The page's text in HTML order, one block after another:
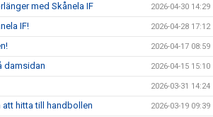
med Skånela IF 2026-04-30 14:29
IF! 2026-04-28 17:12
2026-04-17 08:59
damsidan 2026-04-15 15:10
2026-03-31 14:24
hitta till handbollen 2026-03-19 09:39